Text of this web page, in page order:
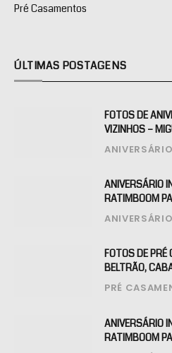
Pré Casamentos
ÚLTIMAS POSTAGENS
FOTOS DE
VIZINHOS –
ANIVERSÁRIO
RATIMBOOM
FOTOS DE
BELTRÃO,
KLAITON
PRÉ
ANIVERSÁRIO
RATIMBOOM